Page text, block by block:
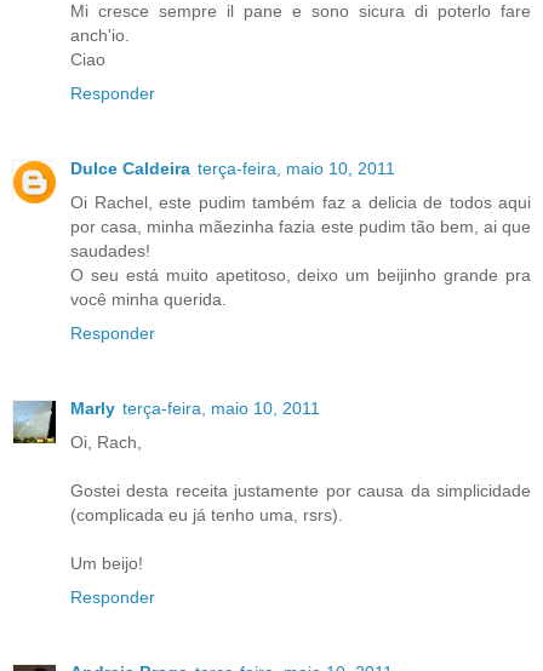
Mi cresce sempre il pane e sono sicura di poterlo fare
anch'io.
Ciao
Responder
Dulce Caldeira terça-feira, maio 10, 2011
Oi Rachel, este pudim também faz a delicia de todos aqui
por casa, minha mãezinha fazia este pudim tão bem, ai que
saudades!
O seu está muito apetitoso, deixo um beijinho grande pra
você minha querida.
Responder
Marly terça-feira, maio 10, 2011
Oi, Rach,
Gostei desta receita justamente por causa da simplicidade
(complicada eu já tenho uma, rsrs).
Um beijo!
Responder